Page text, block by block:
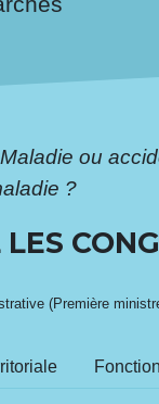
Maladie ou
?
(Première